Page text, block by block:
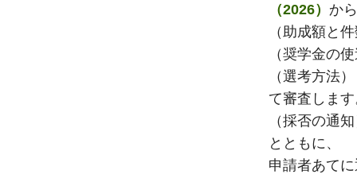
（2026） か
（助成額と
（奨学金の
（選考方法
て審査しま
（採否の通
とともに、
申請者あて